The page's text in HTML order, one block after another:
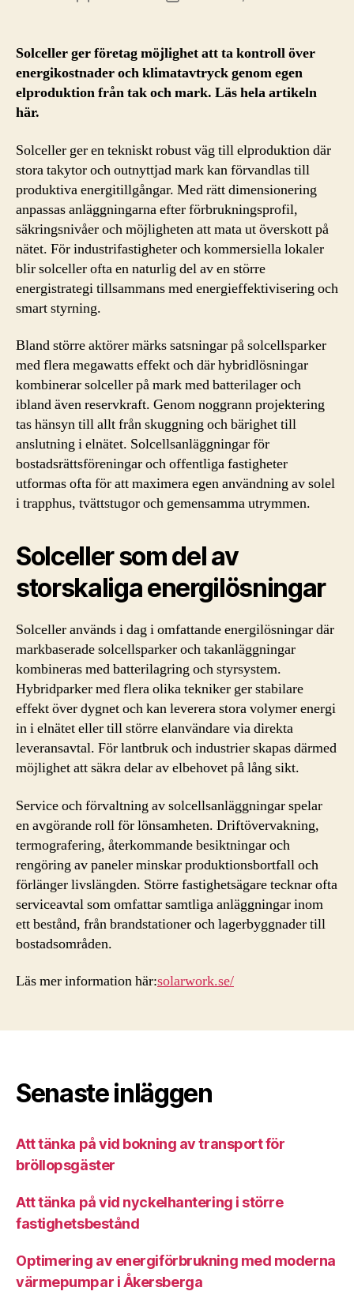
Solceller ger företag möjlighet att ta kontroll över
energikostnader och klimatavtryck genom egen
elproduktion från tak och mark. Läs hela artikeln
här.
Solceller ger en tekniskt robust väg till elproduktion där
stora takytor och outnyttjad mark kan förvandlas till
produktiva energitillgångar. Med rätt dimensionering
anpassas anläggningarna efter förbrukningsprofil,
säkringsnivåer och möjligheten att mata ut överskott på
nätet. För industrifastigheter och kommersiella lokaler
blir solceller ofta en naturlig del av en större
energistrategi tillsammans med energieffektivisering och
smart styrning.
Bland större aktörer märks satsningar på solcellsparker
med flera megawatts effekt och där hybridlösningar
kombinerar solceller på mark med batterilager och
ibland även reservkraft. Genom noggrann projektering
tas hänsyn till allt från skuggning och bärighet till
anslutning i elnätet. Solcellsanläggningar för
bostadsrättsföreningar och offentliga fastigheter
utformas ofta för att maximera egen användning av solel
i trapphus, tvättstugor och gemensamma utrymmen.
Solceller som del av
storskaliga energilösningar
Solceller används i dag i omfattande energilösningar där
markbaserade solcellsparker och takanläggningar
kombineras med batterilagring och styrsystem.
Hybridparker med flera olika tekniker ger stabilare
effekt över dygnet och kan leverera stora volymer energi
in i elnätet eller till större elanvändare via direkta
leveransavtal. För lantbruk och industrier skapas därmed
möjlighet att säkra delar av elbehovet på lång sikt.
Service och förvaltning av solcellsanläggningar spelar
en avgörande roll för lönsamheten. Driftövervakning,
termografering, återkommande besiktningar och
rengöring av paneler minskar produktionsbortfall och
förlänger livslängden. Större fastighetsägare tecknar ofta
serviceavtal som omfattar samtliga anläggningar inom
ett bestånd, från brandstationer och lagerbyggnader till
bostadsområden.
Läs mer information här:solarwork.se/
Senaste inläggen
Att tänka på vid bokning av transport för
bröllopsgäster
Att tänka på vid nyckelhantering i större
fastighetsbestånd
Optimering av energiförbrukning med moderna
värmepumpar i Åkersberga